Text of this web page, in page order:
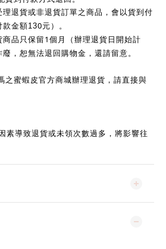
退貨或非退貨訂單之商品，會以貨到付
款金額130元）。
品只保留 1 個月（辦理退貨日開始計
，恕無法退回購物金，還請留意。
之蜜蝦皮官方商城辦理退貨，請直接與
素導致退貨或未領次數過多，將影響往